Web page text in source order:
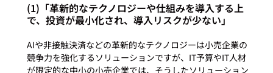
(1)「革新的なテクノロジーや仕組みを導入する上
で、投資が最小化され、導入リスクが少ない」
AIや非接触決済などの革新的なテクノロジーは小売企業の
競争力を強化するソリューションですが、IT予算やIT人材
が限定的な中小の小売企業では、そうしたソリューション